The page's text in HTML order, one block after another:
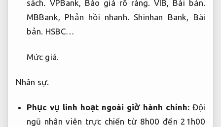
sách. VPBank, Báo giá rõ ràng. VIB, Bài bản.
MBBank, Phản hồi nhanh. Shinhan Bank, Bài
bản. HSBC…
Mức giá.
Nhân sự.
Phục vụ linh hoạt ngoài giờ hành chính: Đội
ngũ nhân viên trực chiến từ 8h00 đến 21h00